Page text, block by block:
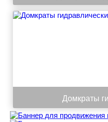
Домкраты